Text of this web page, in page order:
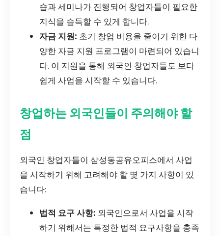
숍과 세미나가 진행되어 창업자들이 필요한
지식을 습득할 수 있게 합니다.
자금 지원: 초기 창업 비용을 줄이기 위한 다
양한 자금 지원 프로그램이 마련되어 있습니
다. 이 지원을 통해 외국인 창업자들도 보다
쉽게 사업을 시작할 수 있습니다.
창업하는 외국인들이 주의해야 할
점
외국인 창업자들이 삼성동공유오피스에서 사업
을 시작하기 위해 고려해야 할 몇 가지 사항이 있
습니다:
법적 요구 사항: 외국인으로서 사업을 시작
하기 위해서는 특정한 법적 요구사항을 충족